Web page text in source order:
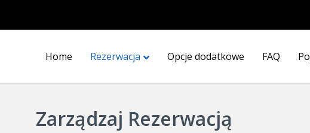
Home Rezerwacja Opcje dodatkowe FAQ
Zarządzaj Rezerwacją